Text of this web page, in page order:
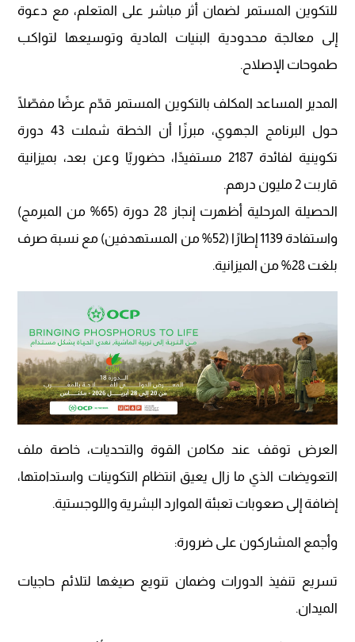
للتكوين المستمر لضمان أثر مباشر على المتعلم، مع دعوة
إلى معالجة محدودية البنيات المادية وتوسيعها لتواكب
طموحات الإصلاح.
المدير المساعد المكلف بالتكوين المستمر قدّم عرضًا مفصّلًا
حول البرنامج الجهوي، مبرزًا أن الخطة شملت 43 دورة
تكوينية لفائدة 2187 مستفيدًا، حضوريًا وعن بعد، بميزانية
قاربت 2 مليون درهم.
الحصيلة المرحلية أظهرت إنجاز 28 دورة (65% من المبرمج)
واستفادة 1139 إطارًا (52% من المستهدفين) مع نسبة صرف
بلغت 28% من الميزانية.
العرض توقف عند مكامن القوة والتحديات، خاصة ملف
التعويضات الذي ما زال يعيق انتظام التكوينات واستدامتها،
إضافة إلى صعوبات تعبئة الموارد البشرية واللوجستية.
وأجمع المشاركون على ضرورة:
تسريع تنفيذ الدورات وضمان تنويع صيغها لتلائم حاجيات
الميدان.